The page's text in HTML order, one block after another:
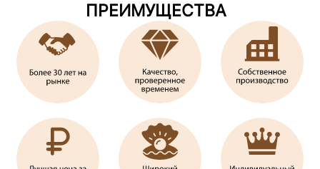
ПРЕИМУЩЕСТВА